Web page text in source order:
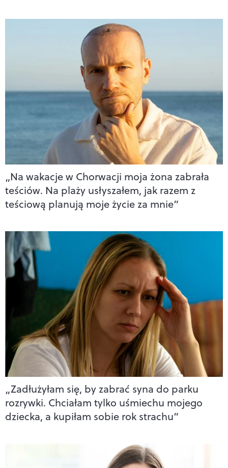
„Na wakacje w Chorwacji moja żona zabrała
teściów. Na plaży usłyszałem, jak razem z
teściową planują moje życie za mnie”
„Zadłużyłam się, by zabrać syna do parku
rozrywki. Chciałam tylko uśmiechu mojego
dziecka, a kupiłam sobie rok strachu”